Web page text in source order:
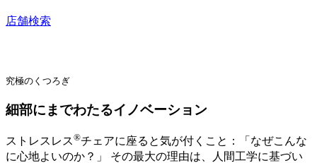
店舗検索
究極のくつろぎ
細部にまでわたるイノベーション
ストレスレス®チェアに座ると気が付くこと：「なぜこんな
に心地よいのか？」 その最大の理由は、人間工学に基づい